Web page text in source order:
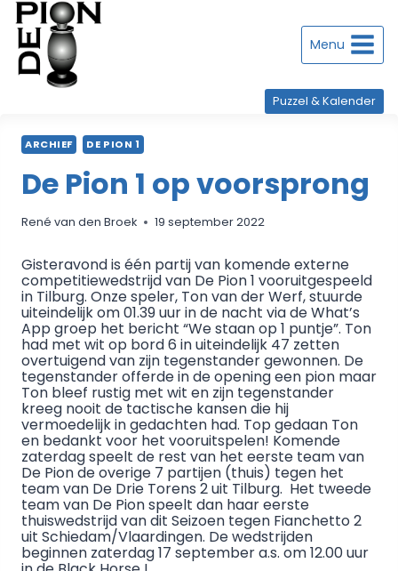
Doorgaan
naar
inhoud Menu
Puzzel & Kalender
ARCHIEF DE PION 1
De Pion 1 op voorsprong
René van den Broek 19 september 2022
Gisteravond is één partij van komende externe
competitiewedstrijd van De Pion 1 vooruitgespeeld
in Tilburg. Onze speler, Ton van der Werf, stuurde
uiteindelijk om 01.39 uur in de nacht via de What’s
App groep het bericht “We staan op 1 puntje”. Ton
had met wit op bord 6 in uiteindelijk 47 zetten
overtuigend van zijn tegenstander gewonnen. De
tegenstander offerde in de opening een pion maar
Ton bleef rustig met wit en zijn tegenstander
kreeg nooit de tactische kansen die hij
vermoedelijk in gedachten had. Top gedaan Ton
en bedankt voor het vooruitspelen! Komende
zaterdag speelt de rest van het eerste team van
De Pion de overige 7 partijen (thuis) tegen het
team van De Drie Torens 2 uit Tilburg. Het tweede
team van De Pion speelt dan haar eerste
thuiswedstrijd van dit Seizoen tegen Fianchetto 2
uit Schiedam/Vlaardingen. De wedstrijden
beginnen zaterdag 17 september a.s. om 12.00 uur